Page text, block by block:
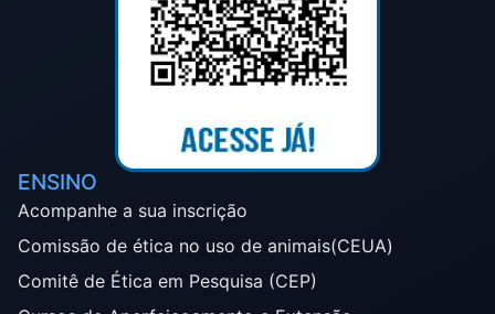
ENSINO
Acompanhe a sua inscrição
Comissão de ética no uso de animais(CEUA)
Comitê de Ética em Pesquisa (CEP)